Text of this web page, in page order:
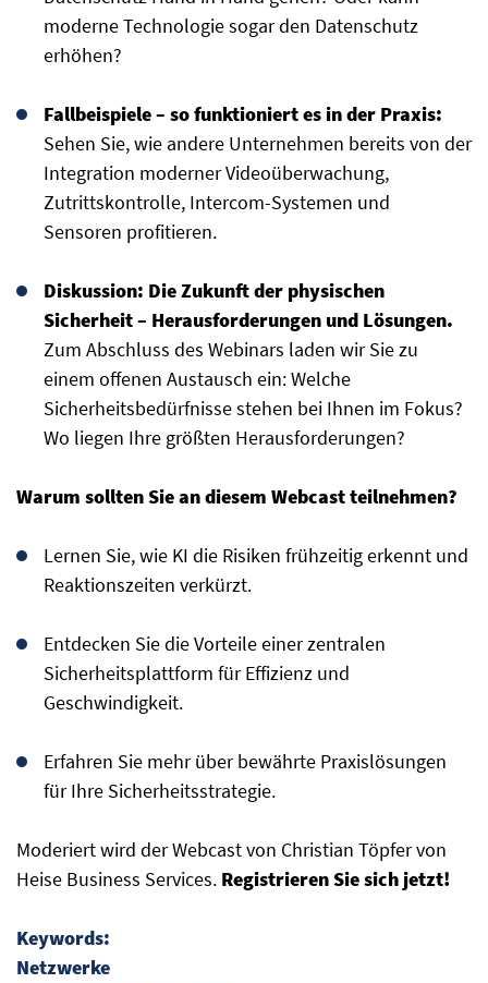
moderne Technologie sogar den Datenschutz
erhöhen?
Fallbeispiele – so funktioniert es in der Praxis:
Sehen Sie, wie andere Unternehmen bereits von der
Integration moderner Videoüberwachung,
Zutrittskontrolle, Intercom-Systemen und
Sensoren profitieren.
Diskussion: Die Zukunft der physischen
Sicherheit – Herausforderungen und Lösungen.
Zum Abschluss des Webinars laden wir Sie zu
einem offenen Austausch ein: Welche
Sicherheitsbedürfnisse stehen bei Ihnen im Fokus?
Wo liegen Ihre größten Herausforderungen?
Warum sollten Sie an diesem Webcast teilnehmen?
Lernen Sie, wie KI die Risiken frühzeitig erkennt und
Reaktionszeiten verkürzt.
Entdecken Sie die Vorteile einer zentralen
Sicherheitsplattform für Effizienz und
Geschwindigkeit.
Erfahren Sie mehr über bewährte Praxislösungen
für Ihre Sicherheitsstrategie.
Moderiert wird der Webcast von Christian Töpfer von
Heise Business Services. Registrieren Sie sich jetzt!
Keywords:
Netzwerke